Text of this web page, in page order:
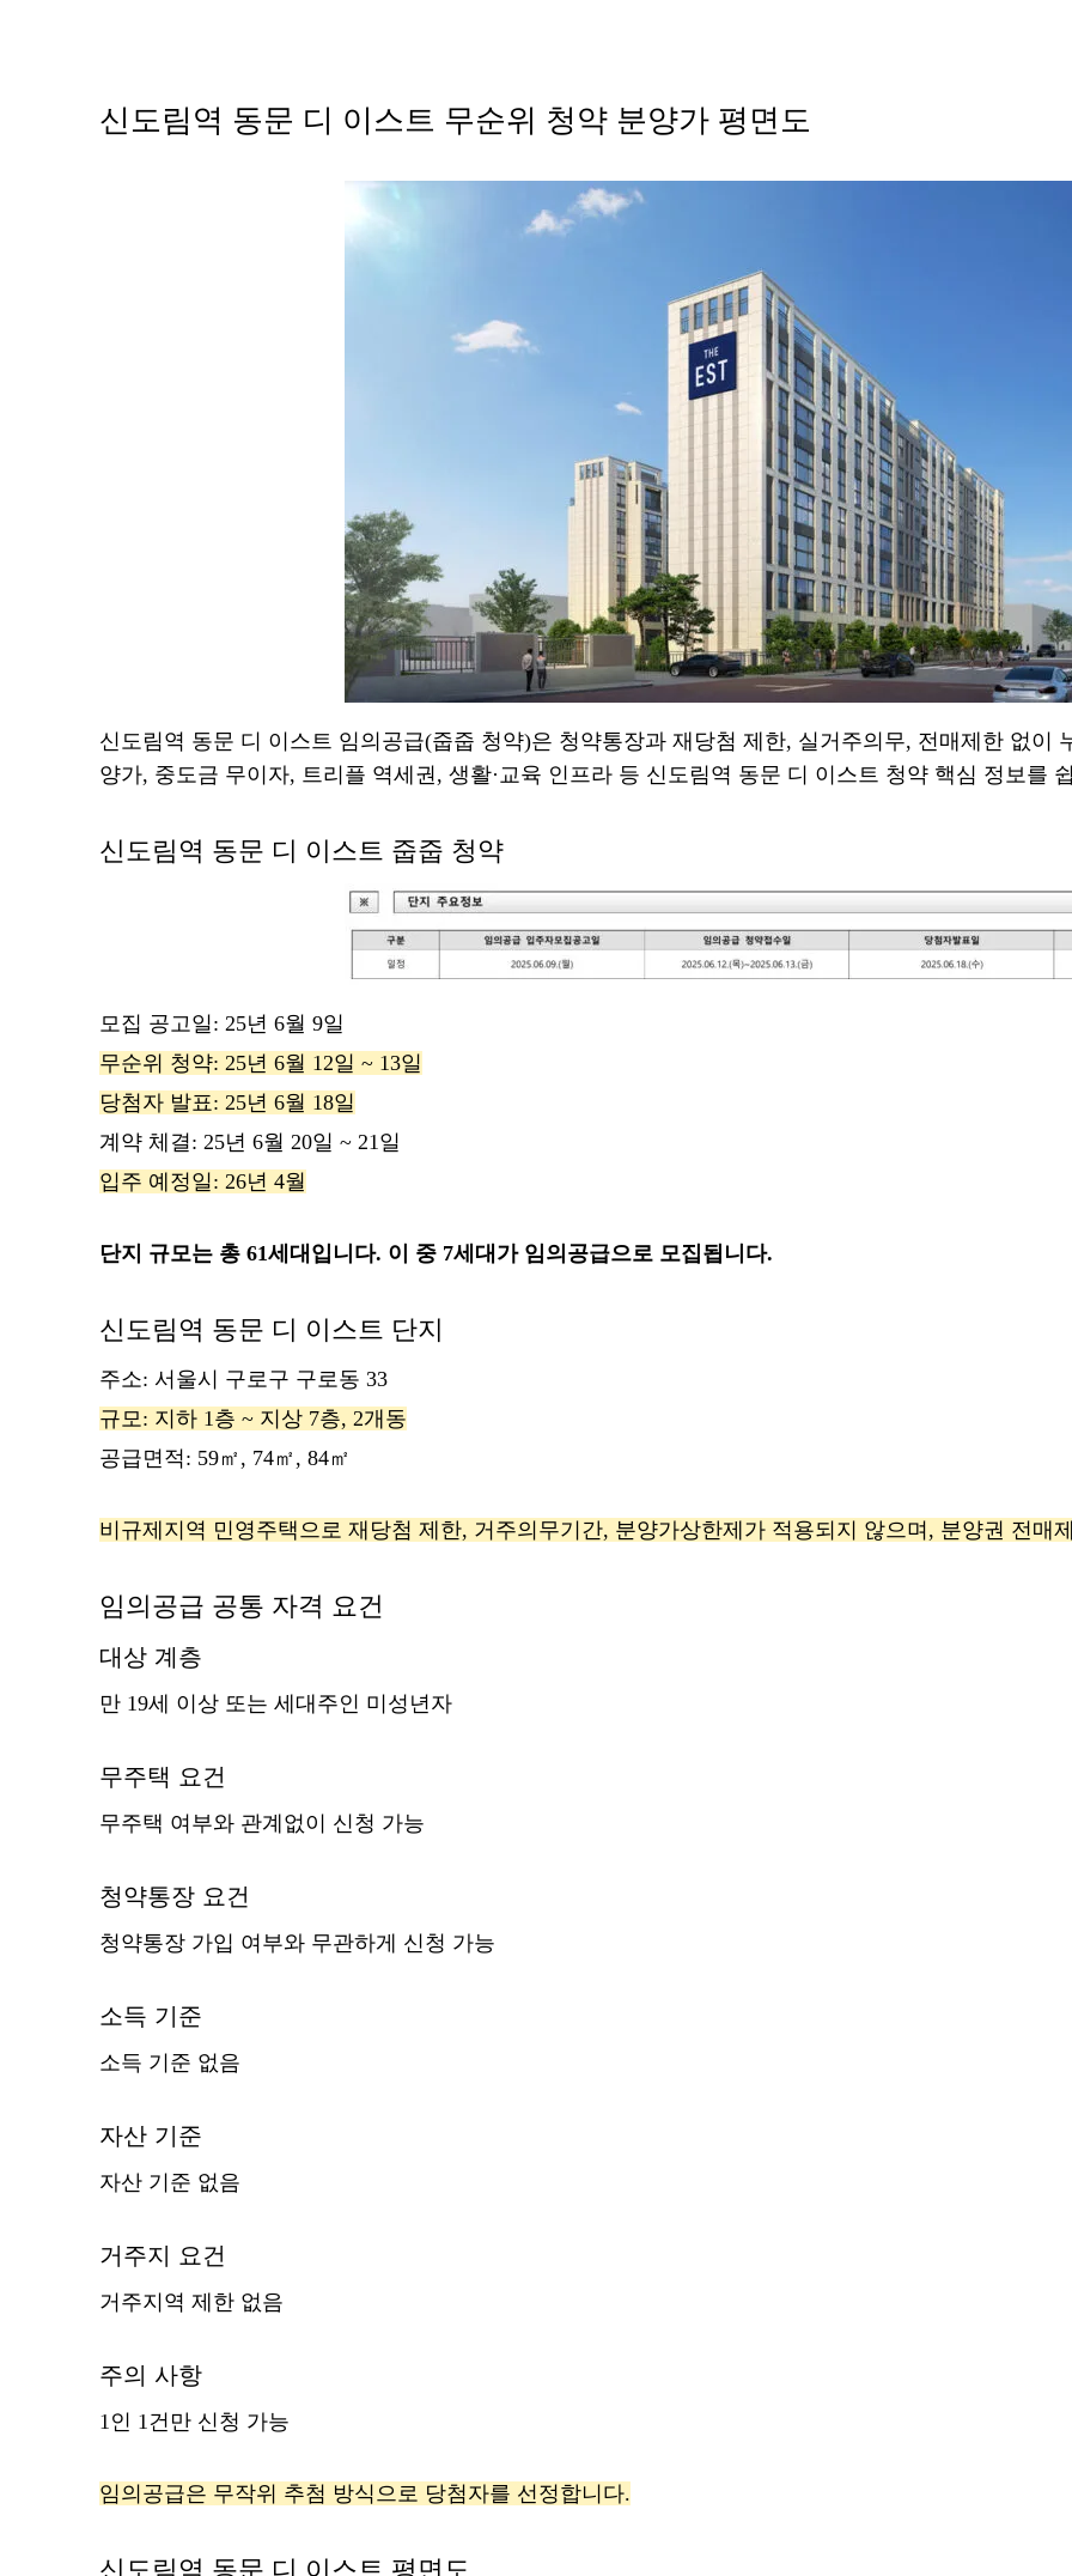
신도림역 동문 디 이스트 무순위 청약 분양가 평면도
신도림역 동문 디 이스트 임의공급(줍줍 청약)은 청약통장과 재당첨 제한, 실거주의무, 전매제한 없이
양가, 중도금 무이자, 트리플 역세권, 생활·교육 인프라 등 신도림역 동문 디 이스트 청약 핵심 정보를
신도림역 동문 디 이스트 줍줍 청약
모집 공고일: 25년 6월 9일
무순위 청약: 25년 6월 12일 ~ 13일
당첨자 발표: 25년 6월 18일
계약 체결: 25년 6월 20일 ~ 21일
입주 예정일: 26년 4월
단지 규모는 총 61세대입니다. 이 중 7세대가 임의공급으로 모집됩니다.
신도림역 동문 디 이스트 단지
주소: 서울시 구로구 구로동 33
규모: 지하 1층 ~ 지상 7층, 2개동
공급면적: 59㎡, 74㎡, 84㎡
비규제지역 민영주택으로 재당첨 제한, 거주의무기간, 분양가상한제가 적용되지 않으며, 분양권 전매
임의공급 공통 자격 요건
대상 계층
만 19세 이상 또는 세대주인 미성년자
무주택 요건
무주택 여부와 관계없이 신청 가능
청약통장 요건
청약통장 가입 여부와 무관하게 신청 가능
소득 기준
소득 기준 없음
자산 기준
자산 기준 없음
거주지 요건
거주지역 제한 없음
주의 사항
1인 1건만 신청 가능
임의공급은 무작위 추첨 방식으로 당첨자를 선정합니다.
신도림역 동문 디 이스트 평면도